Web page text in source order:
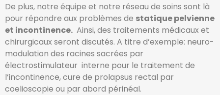
De plus, notre équipe et notre réseau de soins sont là
pour répondre aux problèmes de statique pelvienne
et incontinence. Ainsi, des traitements médicaux et
chirurgicaux seront discutés. A titre d’exemple: neuro-
modulation des racines sacrées par
électrostimulateur interne pour le traitement de
l’incontinence, cure de prolapsus rectal par
coelioscopie ou par abord périnéal.